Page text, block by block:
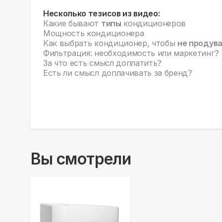
Несколько тезисов из видео:
Какие бывают типы кондиционеров
Мощность кондиционера
Как выбрать кондиционер, чтобы не
Фильтрация: необходимость или маркетинг?
За что есть смысл доплатить?
Есть ли смысл доплачивать за бренд?
Вы смотрели